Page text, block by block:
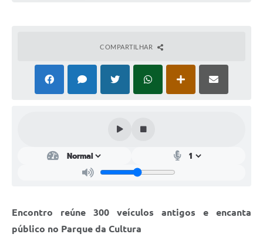
COMPARTILHAR
Encontro reúne 300 veículos antigos e encanta
público no Parque da Cultura